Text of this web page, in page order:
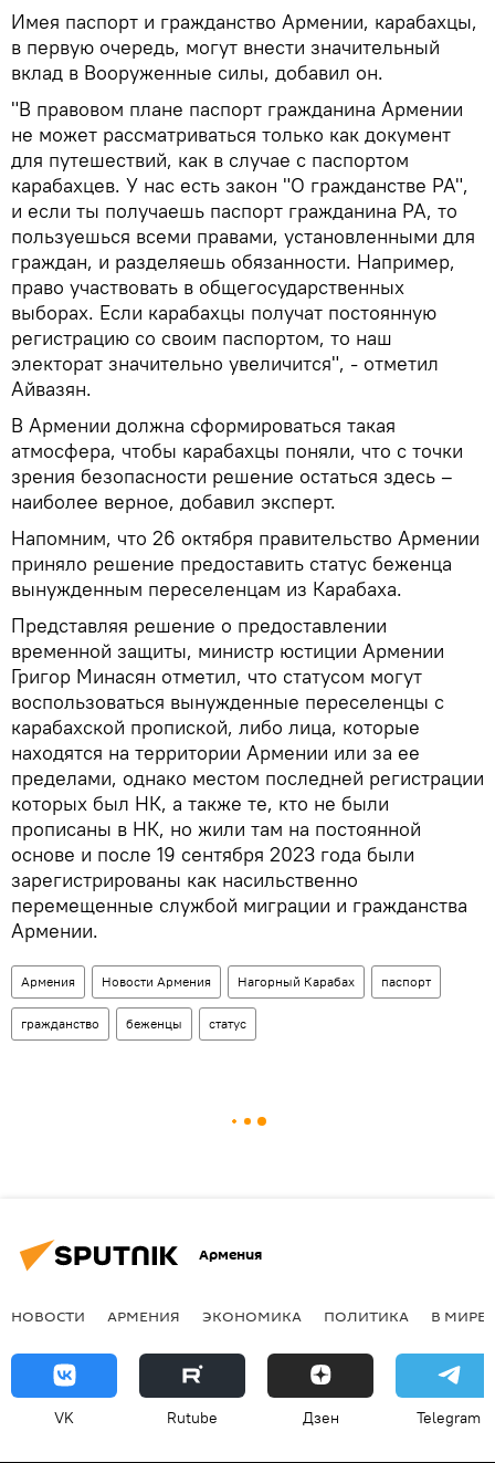
Имея паспорт и гражданство Армении, карабахцы,
в первую очередь, могут внести значительный
вклад в Вооруженные силы, добавил он.
"В правовом плане паспорт гражданина Армении
не может рассматриваться только как документ
для путешествий, как в случае с паспортом
карабахцев. У нас есть закон "О гражданстве РА",
и если ты получаешь паспорт гражданина РА, то
пользуешься всеми правами, установленными для
граждан, и разделяешь обязанности. Например,
право участвовать в общегосударственных
выборах. Если карабахцы получат постоянную
регистрацию со своим паспортом, то наш
электорат значительно увеличится", - отметил
Айвазян.
В Армении должна сформироваться такая
атмосфера, чтобы карабахцы поняли, что с точки
зрения безопасности решение остаться здесь –
наиболее верное, добавил эксперт.
Напомним, что 26 октября правительство Армении
приняло решение предоставить статус беженца
вынужденным переселенцам из Карабаха.
Представляя решение о предоставлении
временной защиты, министр юстиции Армении
Григор Минасян отметил, что статусом могут
воспользоваться вынужденные переселенцы с
карабахской пропиской, либо лица, которые
находятся на территории Армении или за ее
пределами, однако местом последней регистрации
которых был НК, а также те, кто не были
прописаны в НК, но жили там на постоянной
основе и после 19 сентября 2023 года были
зарегистрированы как насильственно
перемещенные службой миграции и гражданства
Армении.
Армения Новости Армения Нагорный Карабах паспорт
гражданство беженцы статус
Армения
НОВОСТИ АРМЕНИЯ ЭКОНОМИКА ПОЛИТИКА В МИРЕ
VK Rutube Дзен Telegram